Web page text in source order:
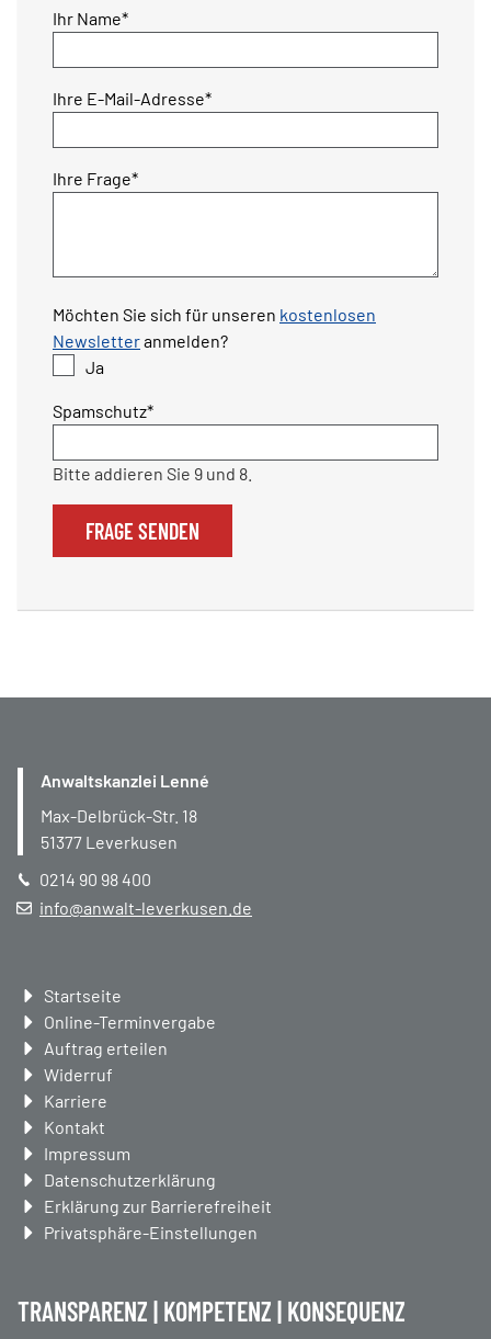
Pflichtfeld
Ihr Name*
Pflichtfeld
Ihre E-Mail-Adresse*
Pflichtfeld
Ihre Frage*
Möchten Sie sich für unseren kostenlosen
Newsletteranmelden?
Ja
Pflichtfeld
Spamschutz*
Bitte addieren Sie 9 und 8.
FRAGE SENDEN
Anwaltskanzlei Lenné
Max-Delbrück-Str. 18
51377 Leverkusen
0214 90 98 400
info@anwalt-leverkusen.de
Navigation
überspringen
Startseite
Online-Terminvergabe
Auftrag erteilen
Widerruf
Karriere
Kontakt
Impressum
Datenschutzerklärung
Erklärung zur Barrierefreiheit
Privatsphäre-Einstellungen
TRANSPARENZ | KOMPETENZ | KONSEQUENZ